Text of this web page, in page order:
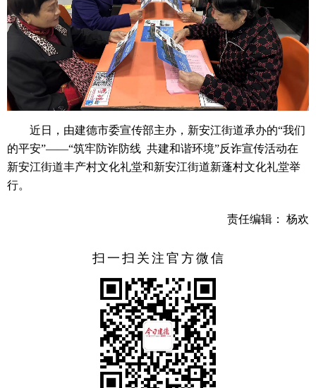
近日，由建德市委宣传部主办，新安江街道承办的“我们
的平安”——“筑牢防诈防线 共建和谐环境”反诈宣传活动在
新安江街道丰产村文化礼堂和新安江街道新蓬村文化礼堂举
行。
责任编辑： 杨欢
扫一扫关注官方微信